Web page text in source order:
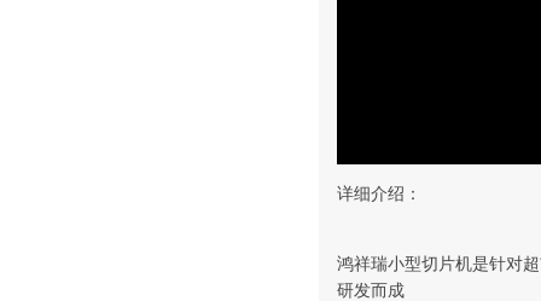
详细介绍：
鸿祥瑞小型切片机是针对
研发而成